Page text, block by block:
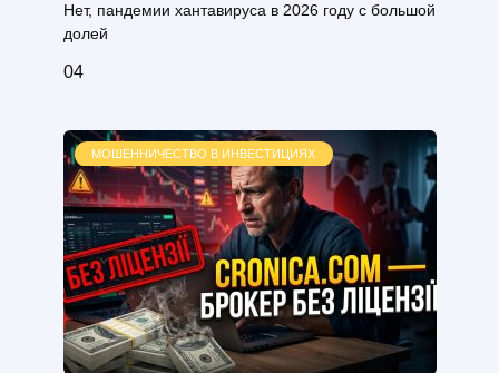
Нет, пандемии хантавируса в 2026 году с большой
долей
04
МОШЕННИЧЕСТВО В ИНВЕСТИЦИЯХ